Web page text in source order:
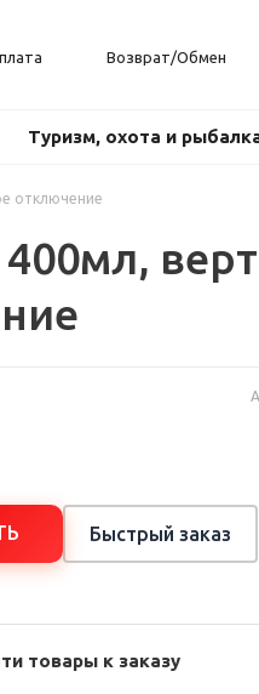
Возврат/Обмен
Туризм, охота и
отключение
Быстрый заказ
товары к заказу